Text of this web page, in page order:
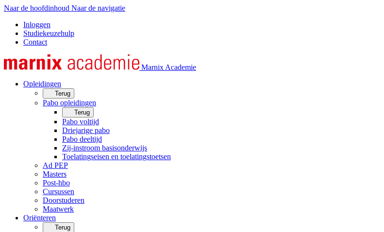
Naar de hoofdinhoud Naar de navigatie
Inloggen
Studiekeuzehulp
Contact
Marnix Academie
Opleidingen
Terug
Pabo opleidingen
Terug
Pabo voltijd
Driejarige pabo
Pabo deeltijd
Zij-instroom basisonderwijs
Toelatingseisen en toelatingstoetsen
Ad PEP
Masters
Post-hbo
Cursussen
Doorstuderen
Maatwerk
Oriënteren
Terug